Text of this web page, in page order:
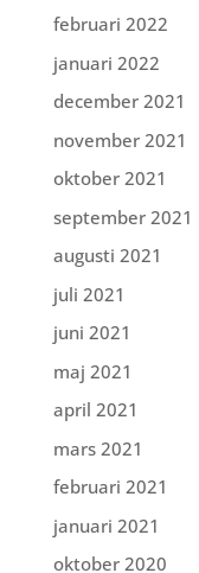
februari 2022
januari 2022
december 2021
november 2021
oktober 2021
september 2021
augusti 2021
juli 2021
juni 2021
maj 2021
april 2021
mars 2021
februari 2021
januari 2021
oktober 2020